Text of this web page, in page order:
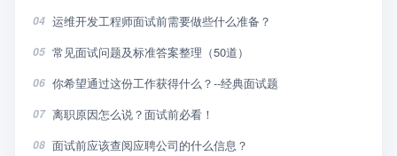
04 运维开发工程师面试前需要做些什么准备？
05 常见面试问题及标准答案整理（50道）
06 你希望通过这份工作获得什么？--经典面试题
07 离职原因怎么说？面试前必看！
08 面试前应该查阅应聘公司的什么信息？